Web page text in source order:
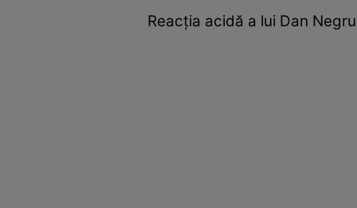
Reacția acidă a lui Dan